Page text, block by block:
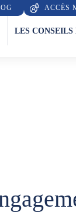
ACCÈS
LES
comité